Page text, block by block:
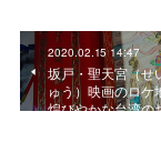
2020.02.15 14:47
坂戸・聖天宮（せ
ゅう）映画のロケ
煌びやかな台湾の